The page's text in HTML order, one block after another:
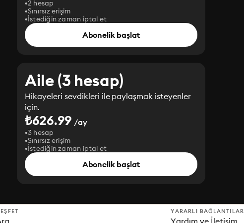
2 hesap
Sınırsız erişim
İstediğin zaman iptal et
Abonelik başlat
Aile (3 hesap)
Hikayeleri sevdikleri ile paylaşmak isteyenler
için.
₺626.99 /ay
3 hesap
Sınırsız erişim
İstediğin zaman iptal et
Abonelik başlat
YARARLI BAĞLANTILAR
Yardım ve İletişim